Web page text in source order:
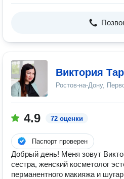
Виктория
Ростов-на-Дону,
4.9 72 оценки
Паспорт проверен
Добрый день! Меня зовут
сестра, женский косметолог
перманентного макияжа и